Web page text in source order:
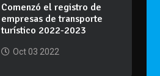
Comenzó el registro de
empresas de transporte
turístico 2022-2023
Oct 03 2022